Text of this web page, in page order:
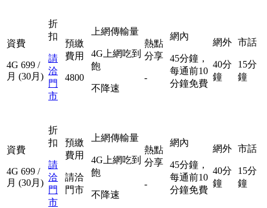
資費
4G 699 /
月 (30月)
折
扣
請
洽
門
市
預繳
費用
4800
上網傳輸量
4G上網吃到
飽
不降速
熱點
分享
-
網內
45分鐘，
每通前10
分鐘免費
網外
40分
鐘
市話
15分
鐘
資費
4G 699 /
月 (30月)
折
扣
請
洽
門
市
預繳
費用
請洽
門市
上網傳輸量
4G上網吃到
飽
不降速
熱點
分享
-
網內
45分鐘，
每通前10
分鐘免費
網外
40分
鐘
市話
15分
鐘